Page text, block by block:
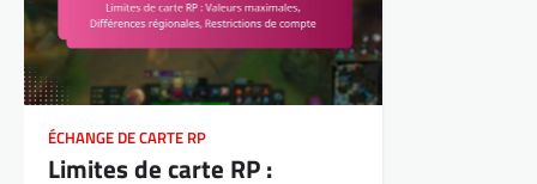
ÉCHANGE DE CARTE RP
Limites de carte RP :